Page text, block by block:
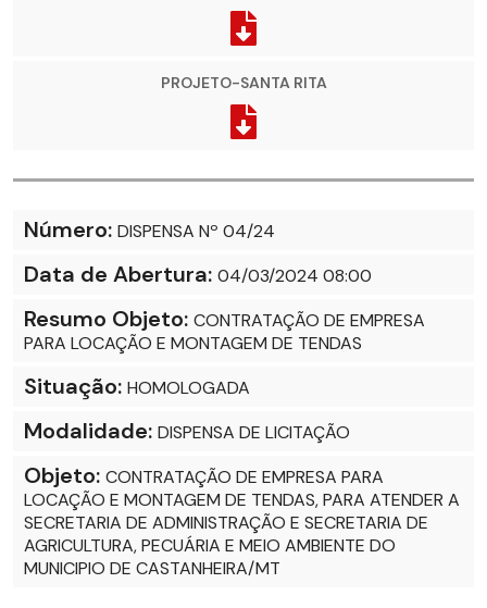
PROJETO-SANTA RITA
Número: DISPENSA Nº 04/24
Data de Abertura: 04/03/2024 08:00
Resumo Objeto: CONTRATAÇÃO DE EMPRESA
PARA LOCAÇÃO E MONTAGEM DE TENDAS
Situação: HOMOLOGADA
Modalidade: DISPENSA DE LICITAÇÃO
Objeto: CONTRATAÇÃO DE EMPRESA PARA
LOCAÇÃO E MONTAGEM DE TENDAS, PARA ATENDER A
SECRETARIA DE ADMINISTRAÇÃO E SECRETARIA DE
AGRICULTURA, PECUÁRIA E MEIO AMBIENTE DO
MUNICIPIO DE CASTANHEIRA/MT